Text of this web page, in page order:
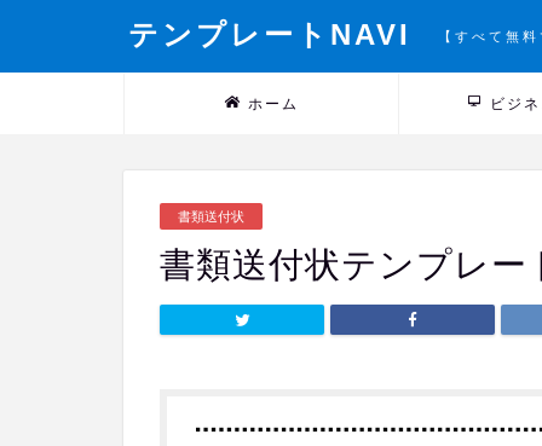
テンプレートNAVI 【すべて無
ホーム ビジ
書類送付状
書類送付状テンプレ